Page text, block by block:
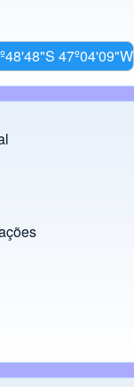
47º04'09"W